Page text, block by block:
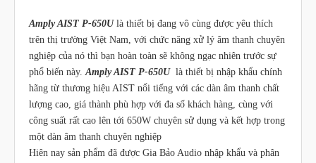
Amply AIST P-650U là thiết bị đang vô cùng được yêu thích
trên thị trường Việt Nam, với chức năng xử lý âm thanh chuyên
nghiệp của nó thì bạn hoàn toàn sẽ không ngạc nhiên trước sự
phổ biến này.Amply AIST P-650U là thiết bị nhập khẩu chính
hãng từ thương hiệu AIST nổi tiếng với các dàn âm thanh chất
lượng cao, giá thành phù hợp với đa số khách hàng, cùng với
công suất rất cao lên tới 650W chuyên sử dụng và kết hợp trong
một dàn âm thanh chuyên nghiệp
Hiên nay sản phẩm đã được Gia Bảo Audio nhập khẩu và phân